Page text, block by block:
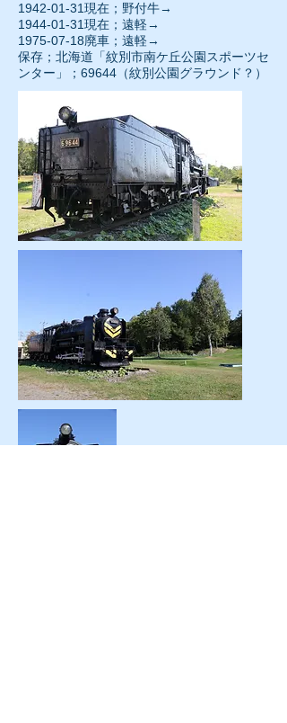
1942-01-31現在；野付牛→
1944-01-31現在；遠軽→
1975-07-18廃車；遠軽→
保存；北海道「紋別市南ケ丘公園スポーツセ
ンター」；69644（紋別公園グラウンド？）